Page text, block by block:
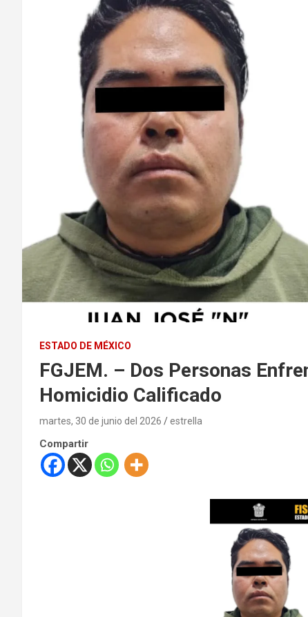
ESTADO DE MÉXICO
FGJEM. – Dos Personas
Homicidio Calificado
martes, 30 de junio del 2026 estrella
Compartir